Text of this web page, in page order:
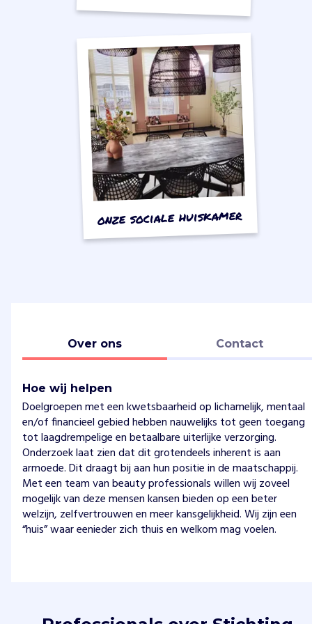
onze sociale huiskamer
Over ons Contact
Hoe wij helpen
Doelgroepen met een kwetsbaarheid op lichamelijk, mentaal
en/of financieel gebied hebben nauwelijks tot geen toegang
tot laagdrempelige en betaalbare uiterlijke verzorging.
Onderzoek laat zien dat dit grotendeels inherent is aan
armoede. Dit draagt bij aan hun positie in de maatschappij.
Met een team van beauty professionals willen wij zoveel
mogelijk van deze mensen kansen bieden op een beter
welzijn, zelfvertrouwen en meer kansgelijkheid. Wij zijn een
“huis” waar eenieder zich thuis en welkom mag voelen.